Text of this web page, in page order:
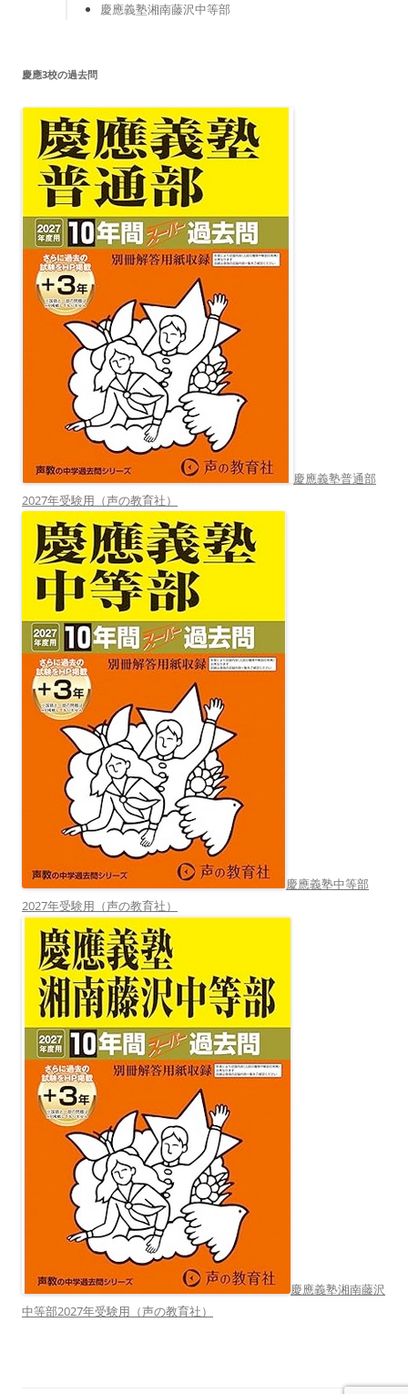
慶應義塾湘南藤沢中等部
慶應3校の過去問
慶應義塾普通部
2027年受験用（声の教育社）
慶應義塾中等部
2027年受験用（声の教育社）
慶應義塾湘南藤沢
中等部2027年受験用（声の教育社）